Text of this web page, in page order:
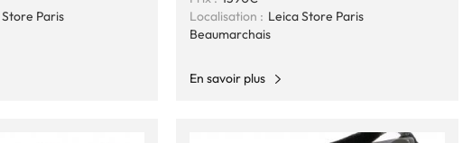
Paris
Localisation : Leica Store Paris
Beaumarchais
En savoir plus